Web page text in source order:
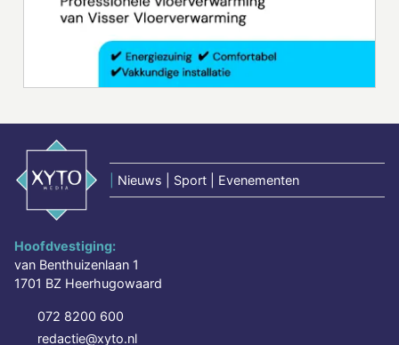
Nieuws | Sport | Evenementen
Hoofdvestiging:
van Benthuizenlaan 1
1701 BZ Heerhugowaard
072 8200 600
redactie@xyto.nl